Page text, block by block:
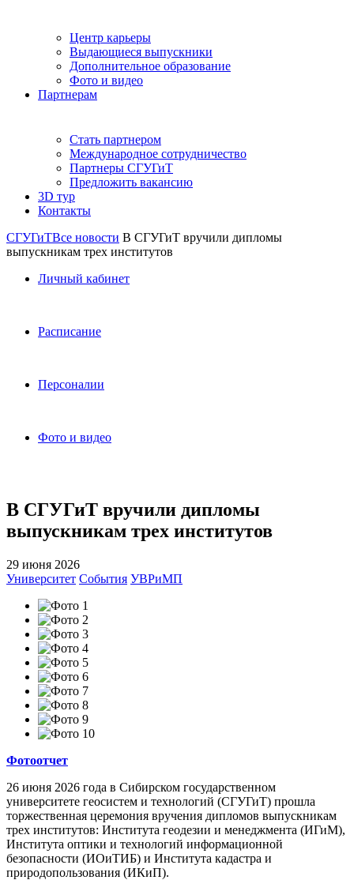
Центр карьеры
Выдающиеся выпускники
Дополнительное образование
Фото и видео
Партнерам
Стать партнером
Международное сотрудничество
Партнеры СГУГиТ
Предложить вакансию
3D тур
Контакты
СГУГиТВсе новости В СГУГиТ вручили дипломы
выпускникам трех институтов
Личный кабинет
Расписание
Персоналии
Фото и видео
В СГУГиТ вручили дипломы
выпускникам трех институтов
29 июня 2026
Университет События УВРиМП
Фотоотчет
26 июня 2026 года в Сибирском государственном
университете геосистем и технологий (СГУГиТ) прошла
торжественная церемония вручения дипломов выпускникам
трех институтов: Института геодезии и менеджмента (ИГиМ),
Института оптики и технологий информационной
безопасности (ИОиТИБ) и Института кадастра и
природопользования (ИКиП).